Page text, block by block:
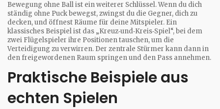
Bewegung ohne Ball ist ein weiterer Schlüssel. Wenn du dich
ständig ohne Puck bewegst, zwingst du die Gegner, dich zu
decken, und öffnest Räume für deine Mitspieler. Ein
klassisches Beispiel ist das „Kreuz‑und‑Kreis‑Spiel“, bei dem
zwei Flügelspieler ihre Positionen tauschen, um die
Verteidigung zu verwirren. Der zentrale Stürmer kann dann in
den freigewordenen Raum springen und den Pass annehmen.
Praktische Beispiele aus
echten Spielen